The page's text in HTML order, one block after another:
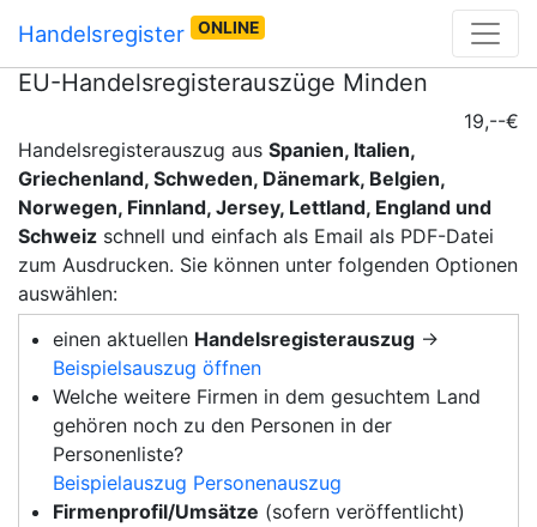
Handelsregister ONLINE
EU-Handelsregisterauszüge Minden
19,--€
Handelsregisterauszug aus Spanien, Italien,
Griechenland, Schweden, Dänemark, Belgien,
Norwegen, Finnland, Jersey, Lettland, England und
Schweiz schnell und einfach als Email als PDF-Datei
zum Ausdrucken. Sie können unter folgenden Optionen
auswählen:
einen aktuellen Handelsregisterauszug →
Beispielsauszug öffnen
Welche weitere Firmen in dem gesuchtem Land
gehören noch zu den Personen in der
Personenliste?
Beispielauszug Personenauszug
Firmenprofil/Umsätze (sofern veröffentlicht)